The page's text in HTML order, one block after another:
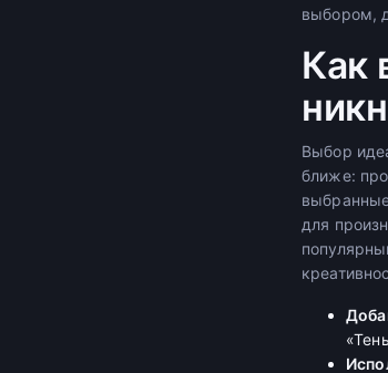
выбором,
Как
Выбор
ближе:
для